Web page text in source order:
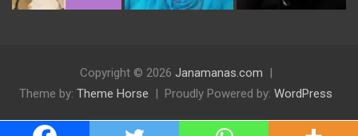
Copyright © 2026 Janamanas.com
Theme by: Theme Horse Proudly Powered by: WordPress